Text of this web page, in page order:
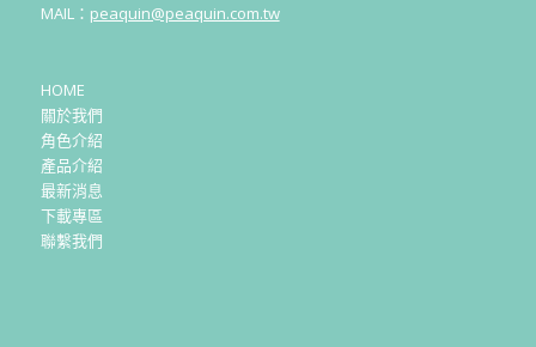
MAIL： peaquin@peaquin.com.tw
HOME
關於我們
角色介紹
產品介紹
最新消息
下載專區
聯繫我們